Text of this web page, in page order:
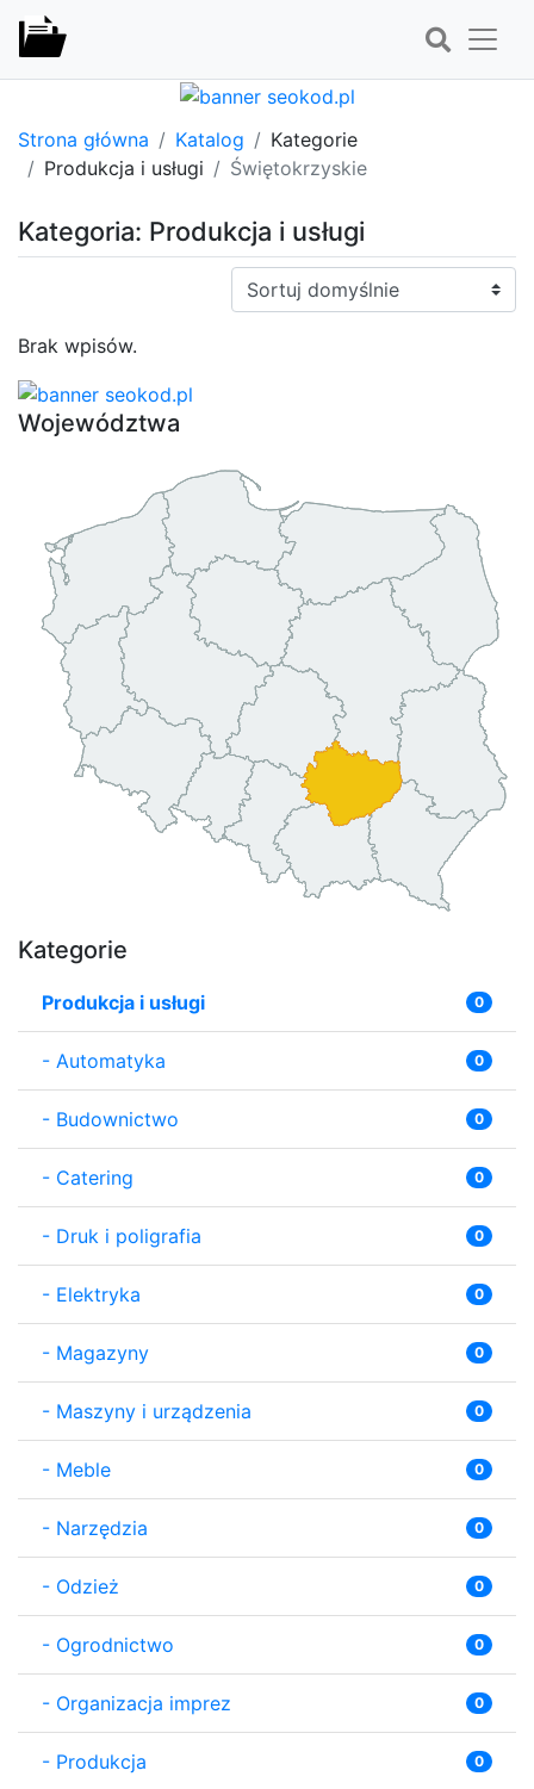
Strona główna Katalog
Kategorie
Produkcja i usługi
Świętokrzyskie
Kategoria: Produkcja i usługi
Sortuj:
Brak wpisów.
Województwa
Kategorie
Produkcja i usługi 0
- Automatyka 0
- Budownictwo 0
- Catering 0
- Druk i poligrafia 0
- Elektryka 0
- Magazyny 0
- Maszyny i urządzenia 0
- Meble 0
- Narzędzia 0
- Odzież 0
- Ogrodnictwo 0
- Organizacja imprez 0
- Produkcja 0